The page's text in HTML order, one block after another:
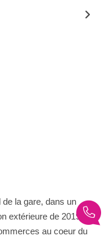
la gare, dans un
extérieure de 2019,
au coeur du